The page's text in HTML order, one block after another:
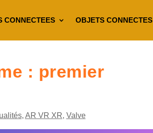
CONNECTEES OBJETS CONNECTES
: premier
, AR VR XR, Valve